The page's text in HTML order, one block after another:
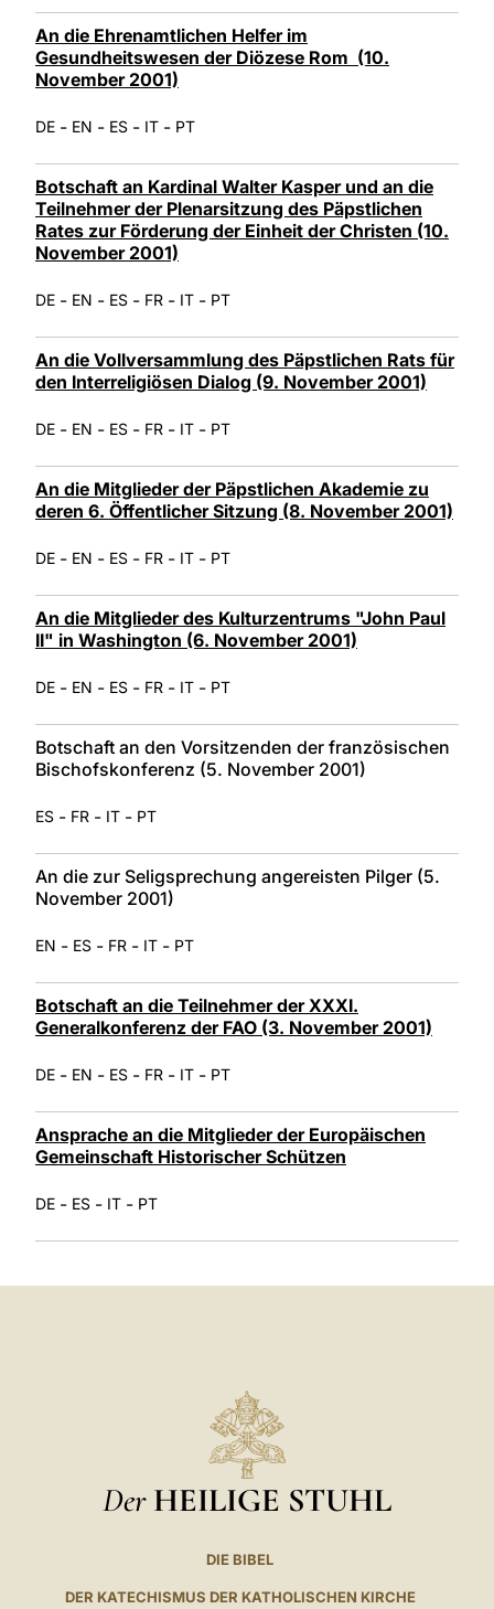
An die Ehrenamtlichen Helfer im
Gesundheitswesen der Diözese Rom (10.
November 2001)
DE - EN - ES - IT - PT
Botschaft an Kardinal Walter Kasper und an die
Teilnehmer der Plenarsitzung des Päpstlichen
Rates zur Förderung der Einheit der Christen (10.
November 2001)
DE - EN - ES - FR - IT - PT
An die Vollversammlung des Päpstlichen Rats für
den Interreligiösen Dialog (9. November 2001)
DE - EN - ES - FR - IT - PT
An die Mitglieder der Päpstlichen Akademie zu
deren 6. Öffentlicher Sitzung (8. November 2001)
DE - EN - ES - FR - IT - PT
An die Mitglieder des Kulturzentrums "John Paul
II" in Washington (6. November 2001)
DE - EN - ES - FR - IT - PT
Botschaft an den Vorsitzenden der französischen
Bischofskonferenz (5. November 2001)
ES - FR - IT - PT
An die zur Seligsprechung angereisten Pilger (5.
November 2001)
EN - ES - FR - IT - PT
Botschaft an die Teilnehmer der XXXI.
Generalkonferenz der FAO (3. November 2001)
DE - EN - ES - FR - IT - PT
Ansprache an die Mitglieder der Europäischen
Gemeinschaft Historischer Schützen
DE - ES - IT - PT
Der HEILIGE STUHL
DIE BIBEL
DER KATECHISMUS DER KATHOLISCHEN KIRCHE